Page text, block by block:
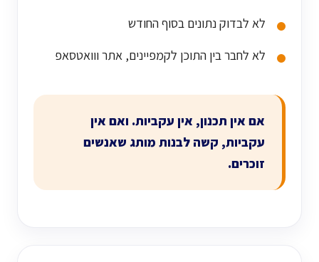
לא לבדוק נתונים בסוף החודש
לא לחבר בין התוכן לקמפיינים, אתר ווואטסאפ
אם אין תכנון, אין עקביות. ואם אין
עקביות, קשה לבנות מותג שאנשים
זוכרים.